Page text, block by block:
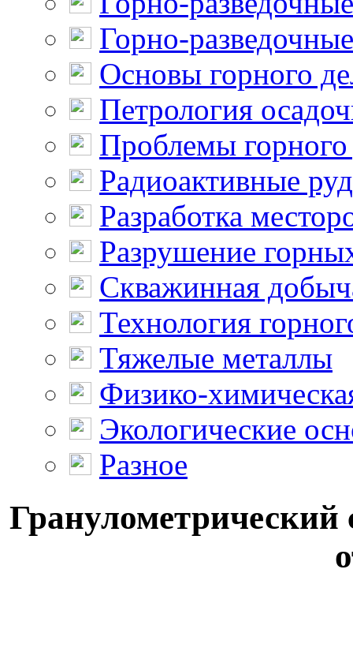
Горно-
Основы горного
Петрология
Проблемы горного
Радиоактивные
Разработка
Разрушение
Скважинная
Технология
Тяжелые металлы
Физико-
Экологические
Разное
Гранулометрический